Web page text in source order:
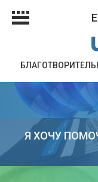
Я ХОЧУ